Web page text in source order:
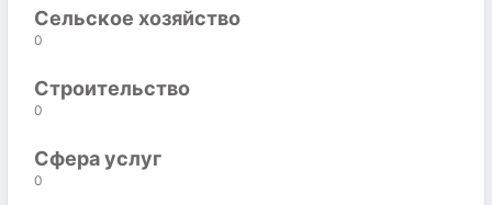
Сельское хозяйство
0
Строительство
0
Сфера услуг
0